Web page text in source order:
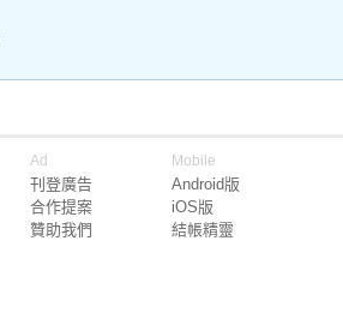
Ad
刊登廣告
合作提案
贊助我們
Mobile
Android版
iOS版
結帳精靈